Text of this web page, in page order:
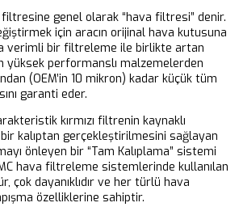
genel olarak “hava filtresi” denir.
için aracın orijinal hava kutusuna
verimli bir filtreleme ile birlikte artan
yüksek performanslı malzemelerden
(OEM’in 10 mikron) kadar küçük tüm
garanti eder.
kırmızı filtrenin kaynaklı
kalıptan gerçekleştirilmesini sağlayan
önleyen bir “Tam Kalıplama” sistemi
hava filtreleme sistemlerinde kullanılan
çok dayanıklıdır ve her türlü hava
özelliklerine sahiptir.